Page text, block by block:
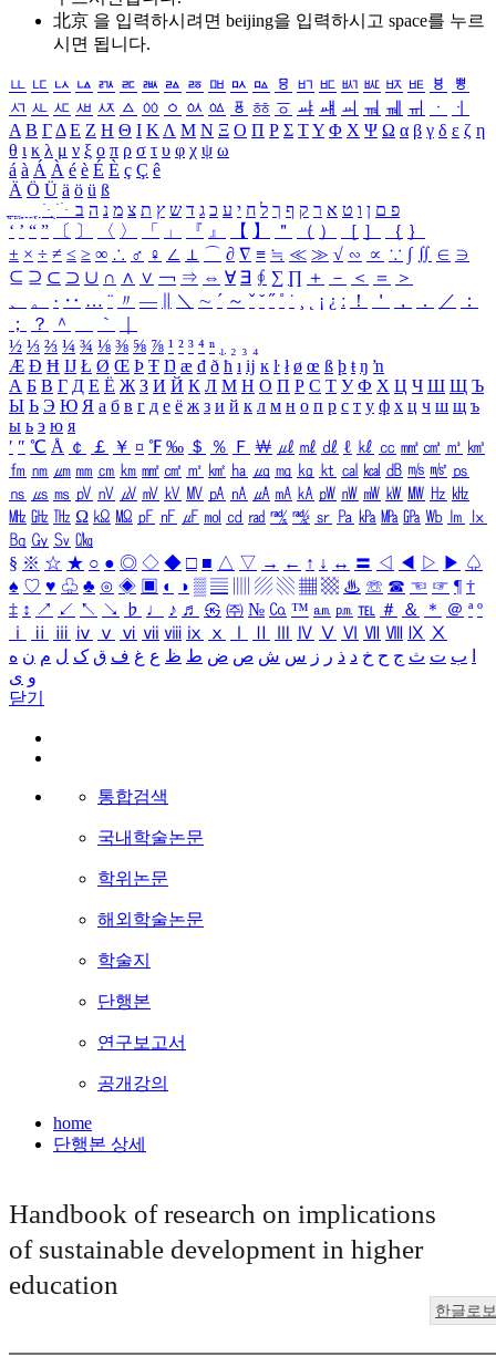
北京 을 입력하시려면 beijing을 입력하시고 space를 누르
시면 됩니다.
ㅥ ㅦ ㅧ ㅨ ㅩ ㅪ ㅫ ㅬ ㅭ ㅮ ㅯ ㅰ ㅱ ㅲ ㅳ ㅴ ㅵ ㅶ ㅷ ㅸ
ㅹ
ㅺ ㅻ ㅼ ㅽ ㅾ ㅿ ㆀ ㆁ ㆂ ㆃ ㆄ ㆅ ㆆ ㆇ ㆈ ㆉ ㆊ ㆋ ㆌ ㆍ
ㆎ
Α Β ΓΔ Ε Ζ Η Θ Ι ΚΛ Μ Ν Ξ Ο Π Ρ Σ ΤΥ Φ Χ Ψ Ω α β γ δ ε ζ η
θ ι κ λ μ ν ξ ο π ρ σ τ υ φ χ ψ ω
á à Á À é è É È ç Ç ê
Ä Ö Ü ä ö ü ß
ִֶֹ ֻּ ׁׂ פ ם ן ו ט א ר ק ף ך ל ח י ע כ ג ד ש ץ ת צ מ נ ה ב
‘ ’ “ ” 〔 〕 〈 〉 「 」 『 』 【 】 ＂ （ ） ［ ］ ｛ ｝
± × ÷ ≠ ≤ ≥ ∞ ∴ ♂ ♀ ∠ ⊥ ⌒ ∂ ∇ ≡ ≒ ≪ ≫ √ ∽ ∝ ∵ ∫ ∬ ∈ ∋
⊆ ⊇ ⊂ ⊃ ∪ ∩ ∧ ∨ ￢ ⇒ ⇔ ∀ ∃ ∮ ∑ ∏ ＋ － ＜ ＝
＞
、
。 · ‥ … ¨ 〃 ― ＼ ∼ ´ ～ ˇ ˘ ˝ ˚ ˙ ¸ ¡ ¿ ː ！ ＇ ， ． ／
：
；
？ ＾ ｀
½ ⅓ ⅔ ¼ ¾ ⅛ ⅜ ⅝ ⅞ ¹ ² ³ ⁴ ⁿ ₁ ₂ ₃ ₄
Æ Ð Ħ Ĳ Ł Ø Œ Þ Ŧ Ŋ æ đ ð ħ ı ĳ ĸ ŀ ł ø œ ß þ ŧ ŋ ŉ
А Б В Г Д Е Ё Ж З И Й К Л М Н О П Р С Т У Ф Х Ц Ч Ш Щ Ъ
Ы Ь Э Ю Я а б в г д е ё ж з и й к л м н о п р с т у ф х ц ч ш щ ъ
ы ь э ю я
′ ″ ℃ Å ￠ ￡ ￥ ¤ ℉ ‰ ＄ ％ Ｆ ￦ ㎕ ㎖ ㎗ ℓ ㎘ ㏄ ㎣ ㎤ ㎥ ㎦
㎙ ㎚ ㎛ ㎜ ㎝ ㎞ ㎟ ㎠ ㎡ ㎢ ㏊ ㎍ ㎎ ㎏ ㏏ ㎈ ㎉ ㏈ ㎧ ㎨ ㎰
㎱ ㎲ ㎳ ㎴ ㎵ ㎶ ㎷ ㎸ ㎹ ㎀ ㎁ ㎂ ㎃ ㎄ ㎺ ㎻ ㎽ ㎾ ㎿ ㎐ ㎑
㎒ ㎓ ㎔ Ω ㏀ ㏁ ㎊ ㎋ ㎌ ㏖ ㏅ ㎭ ㎮ ㎯ ㏛ ㎩ ㎪ ㎫ ㎬ ㏝ ㏐
㏓
㏃ ㏉ ㏜ ㏆
§ ※ ☆ ★ ○ ● ◎ ◇ ◆ □ ■ △ ▽ → ← ↑ ↓ ↔ 〓 ◁ ◀ ▷ ▶ ♤
♠ ♡ ♥ ♧ ♣ ⊙ ◈ ▣ ◐ ◑ ▒ ▤ ▨ ▧ ▦ ▩ ♨ ☏ ☎ ☜ ☞ ¶ †
‡ ↕ ↗ ↙ ↖ ↘ ♭ ♩ ♪ ♬ ㉿ ㈜ № ㏇ ™ ㏂ ㏘ ℡ ＃ ＆ ＊ ＠ ª º
ⅰ
ⅱ ⅲ ⅳ ⅴ ⅵ ⅶ ⅷ ⅸ ⅹ Ⅳ Ⅴ Ⅵ Ⅶ Ⅷ Ⅸ Ⅹ
ب ت ث ج ح خ د ذ ر ز س ش ص ض ط ظ ع غ ف ق ک ل م ن ه
و ی
닫기
통합검색
국내학술논문
학위논문
해외학술논문
학술지
단행본
연구보고서
공개강의
home
단행본 상세
Handbook of research on implications
of sustainable development in higher
education
한글로